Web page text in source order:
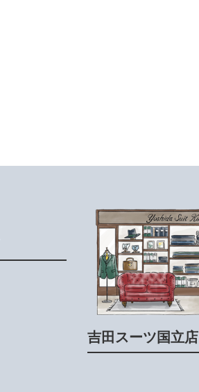
吉田スーツ国立店